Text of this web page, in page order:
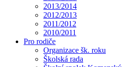
2013/2014
2012/2013
2011/2012
2010/2011
Pro rodiče
Organizace šk. roku
Školská rada